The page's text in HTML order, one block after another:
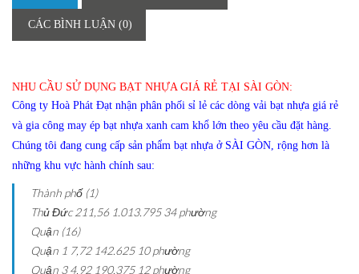
CÁC BÌNH LUẬN (0)
NHU CẦU SỬ DỤNG BẠT NHỰA GIÁ RẺ TẠI SÀI GÒN:
Công ty Hoà Phát Đạt nhận phân phối sỉ lẻ các dòng vải bạt nhựa giá rẻ
và gia công may ép bạt nhựa xanh cam khổ lớn theo yêu cầu đặt hàng.
Chúng tôi đang cung cấp sản phẩm bạt nhựa ở SÀI GÒN, rộng hơn là
những khu vực hành chính sau:
Thành phố (1)
Thủ Đức 211,56 1.013.795 34 phường
Quận (16)
Quận 1 7,72 142.625 10 phường
Quận 3 4,92 190.375 12 phường